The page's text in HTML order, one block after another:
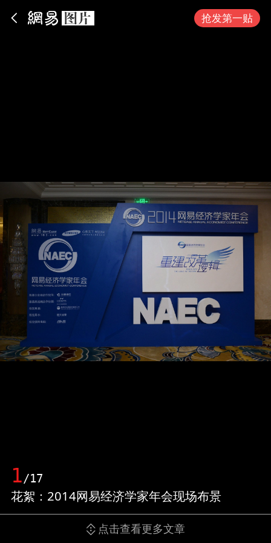
抢发第一贴
1/17
花絮：2014网易经济学家年会现场布景
点击查看更多文章